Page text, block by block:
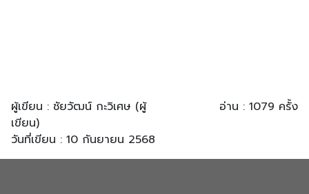
ผู้เขียน : ชัยวัฒน์ กะวิเศษ (ผู้
เขียน)
อ่าน : 1079 ครั้ง
วันที่เขียน : 10 กันยายน 2568